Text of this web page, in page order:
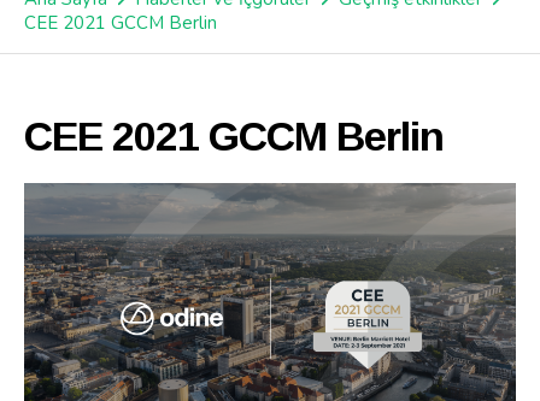
CEE 2021 GCCM Berlin
CEE 2021 GCCM Berlin